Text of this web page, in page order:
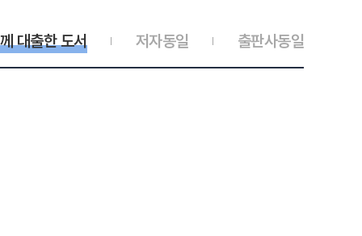
출판사동일
저자동일
대출한 도서